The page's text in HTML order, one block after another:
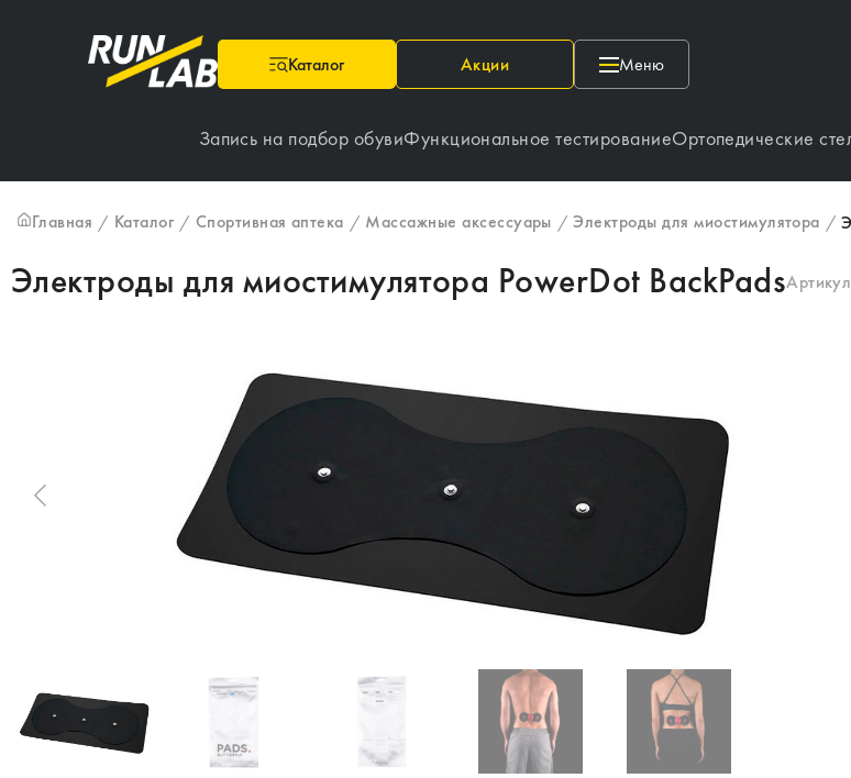
Каталог Акции Меню
Запись на подбор обувиФункциональное тестированиеОртопедические
Главная / Каталог / Спортивная аптека / Массажные аксессуары / Электроды для миостимулятора /
Электроды для миостимулятора PowerDot BackPads